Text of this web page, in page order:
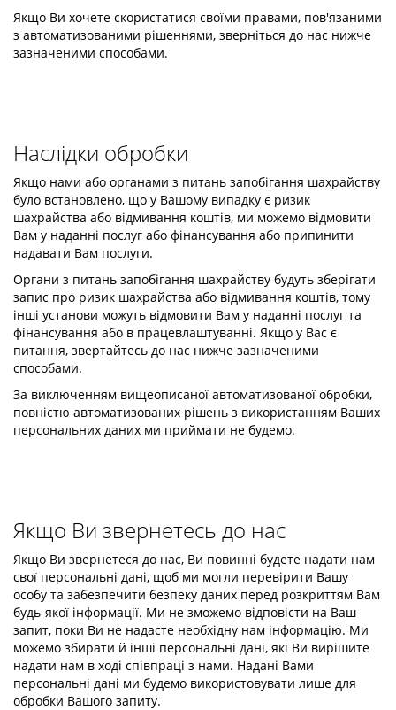
Якщо Ви хочете скористатися своїми правами, пов'язаними
з автоматизованими рішеннями, зверніться до нас нижче
зазначеними способами.
Наслідки обробки
Якщо нами або органами з питань запобігання шахрайству
було встановлено, що у Вашому випадку є ризик
шахрайства або відмивання коштів, ми можемо відмовити
Вам у наданні послуг або фінансування або припинити
надавати Вам послуги.
Органи з питань запобігання шахрайству будуть зберігати
запис про ризик шахрайства або відмивання коштів, тому
інші установи можуть відмовити Вам у наданні послуг та
фінансування або в працевлаштуванні. Якщо у Вас є
питання, звертайтесь до нас нижче зазначеними
способами.
За виключенням вищеописаної автоматизованої обробки,
повністю автоматизованих рішень з використанням Ваших
персональних даних ми приймати не будемо.
Якщо Ви звернетесь до нас
Якщо Ви звернетеся до нас, Ви повинні будете надати нам
свої персональні дані, щоб ми могли перевірити Вашу
особу та забезпечити безпеку даних перед розкриттям Вам
будь-якої інформації. Ми не зможемо відповісти на Ваш
запит, поки Ви не надасте необхідну нам інформацію. Ми
можемо збирати й інші персональні дані, які Ви вирішите
надати нам в ході співпраці з нами. Надані Вами
персональні дані ми будемо використовувати лише для
обробки Вашого запиту.